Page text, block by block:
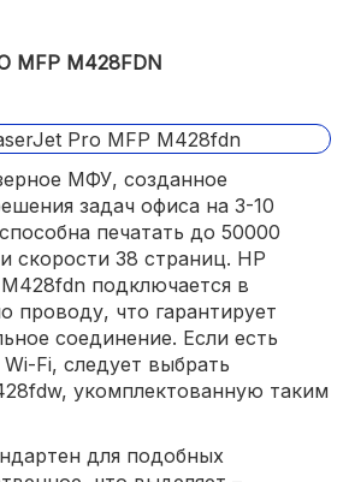
MFP M428FDN
МФУ, созданное
задач офиса на 3-10
печатать до 50000
скорости 38 страниц. HP
подключается в
проводу, что гарантирует
соединение. Если есть
Fi, следует выбрать
укомплектованную таким
для подобных